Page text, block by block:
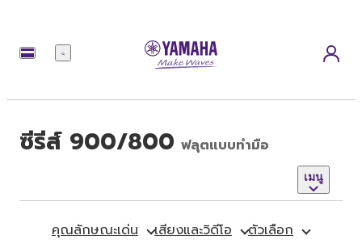
เมนู
ซีรีส์ 900/800 ฟลุตแบบทำมือ
เมนู
คุณลักษณะเด่น เสียงและวิดีโอ ตัวเลือก